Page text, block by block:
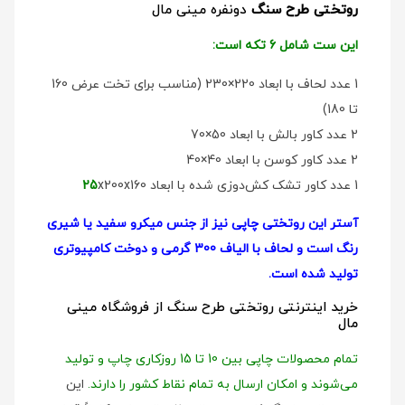
روتختی طرح سنگ دو‌نفره مینی مال
این ست شامل 6 تکه است:
1 عدد لحاف با ابعاد 220×230 (مناسب برای تخت عرض 160
تا 180)
2 عدد کاور بالش با ابعاد 50×70
2 عدد کاور کوسن با ابعاد 40×40
1 عدد کاور تشک کش‌دوزی شده با ابعاد
25x200x160
آستر این روتختی چاپی نیز از جنس میکرو سفید یا شیری
رنگ است و لحاف با الیاف 300 گرمی و دوخت کامپیوتری
تولید شده است.
خرید اینترنتی روتختی طرح سنگ از فروشگاه مینی
مال
تمام محصولات چاپی بین 10 تا 15 روزکاری چاپ و تولید
می‌شوند و امکان ارسال به تمام نقاط کشور را دارند. این